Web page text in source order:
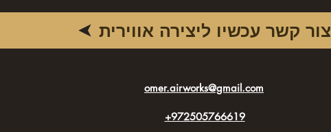
צור קשר עכשיו ליצירה אווירית
omer.airworks@gmail.com
+972505766619